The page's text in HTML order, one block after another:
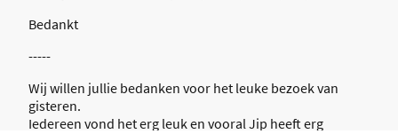
Bedankt
-----
Wij willen jullie bedanken voor het leuke bezoek van
gisteren.
Iedereen vond het erg leuk en vooral Jip heeft erg